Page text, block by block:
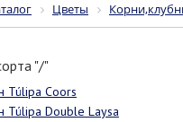
Цветы
"/"
Túlipa Coors
Túlipa Double Laysa